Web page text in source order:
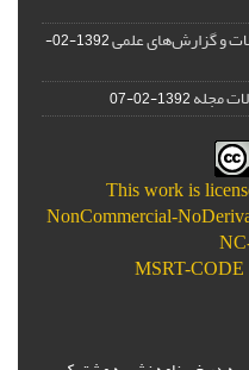
و گزارش‌‌های علمی
1392-02-
مجله1392-02-07
This work is
NonCommercial-
MSRT-CODE